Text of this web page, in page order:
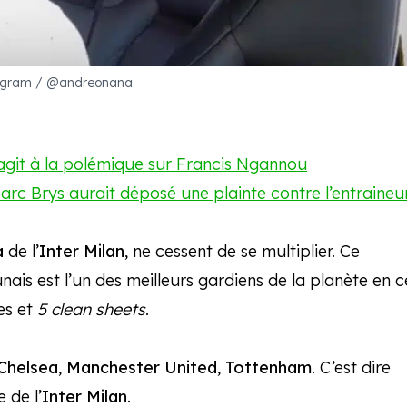
/ @andreonana
de l’Inter Milan, ne cessent de se multiplier. Ce
est l’un des meilleurs gardiens de la planète en
et 5 clean sheets.
, Manchester United, Tottenham. C’est dire
de l’Inter Milan.
à la polémique sur Francis Ngannou
Brys aurait déposé une plainte contre